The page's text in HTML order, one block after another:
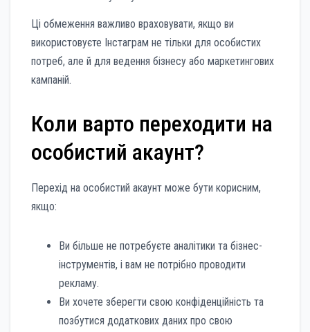
Ці обмеження важливо враховувати, якщо ви
використовуєте Інстаграм не тільки для особистих
потреб, але й для ведення бізнесу або маркетингових
кампаній.
Коли варто переходити на
особистий акаунт?
Перехід на особистий акаунт може бути корисним,
якщо:
Ви більше не потребуєте аналітики та бізнес-
інструментів, і вам не потрібно проводити
рекламу.
Ви хочете зберегти свою конфіденційність та
позбутися додаткових даних про свою